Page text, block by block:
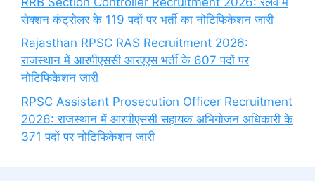
सेक्शन कंट्रोलर के 119 पदों पर भर्ती का नोटिफिकेशन जारी
Rajasthan RPSC RAS Recruitment 2026:
राजस्थान में आरपीएससी आरएएस भर्ती के 607 पदों पर
नोटिफिकेशन जारी
RPSC Assistant Prosecution Officer Recruitment
2026: राजस्थान में आरपीएससी सहायक अभियोजन अधिकारी के
371 पदों पर नोटिफिकेशन जारी